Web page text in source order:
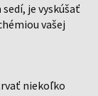
je vyskúšať
vašej
niekoľko